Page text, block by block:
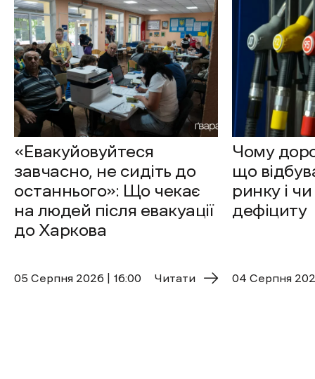
«Евакуйовуйтеся
завчасно, не сидіть до
останнього»: Що чекає
на людей після евакуації
до Харкова
05 Cерпня 2026 | 16:00 Читати
Чому
що
ринку і
дефіциту
04 Cерпня